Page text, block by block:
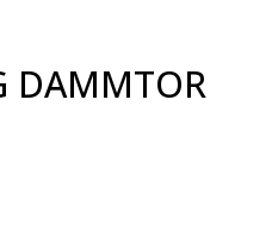
DAMMTOR